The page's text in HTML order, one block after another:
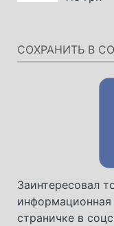
СОХРАНИТЬ В
Заинтересовал
информационная
страничке в